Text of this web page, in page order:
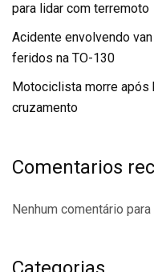
para lidar com terremoto
Acidente envolvendo
feridos na TO-130
Motociclista morre após
cruzamento
Comentarios
Nenhum comentário para